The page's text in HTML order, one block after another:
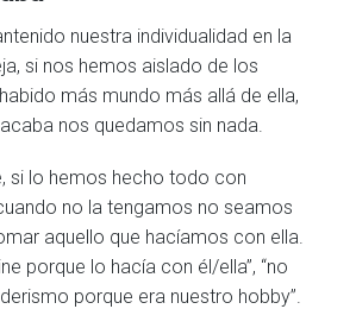
nuestra individualidad en la
si nos hemos aislado de los
más mundo más allá de ella,
nos quedamos sin nada.
si lo hemos hecho todo con
no la tengamos no seamos
aquello que hacíamos con ella.
porque lo hacía con él/ella”, “no
porque era nuestro hobby”.